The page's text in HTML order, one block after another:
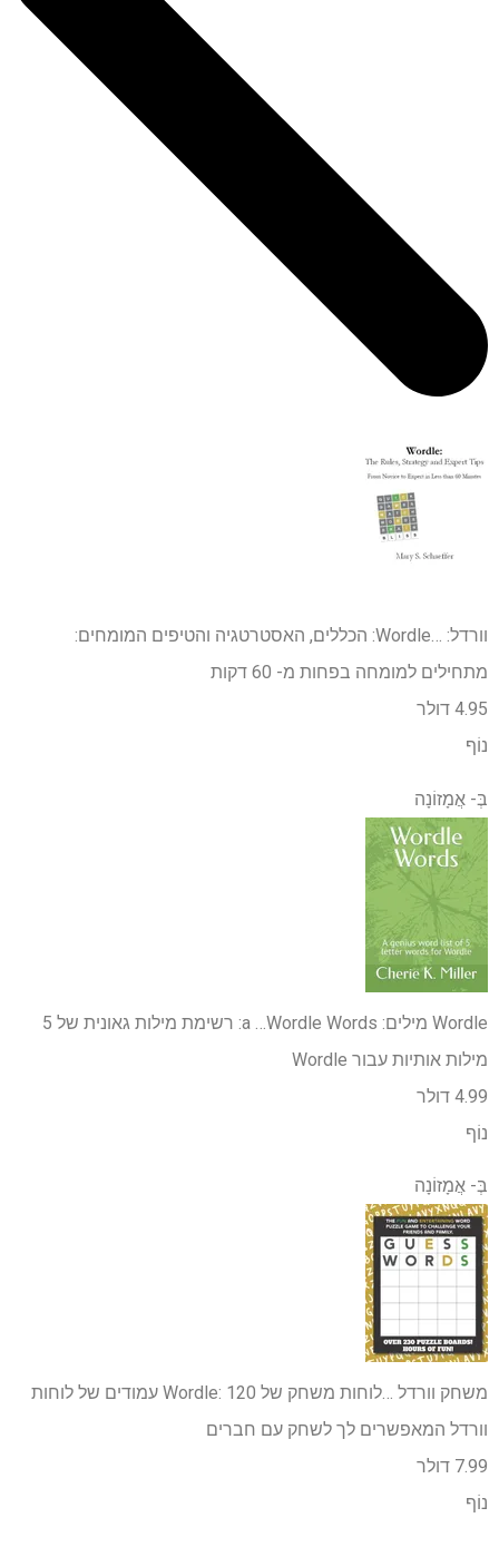
וורדל: …
Wordle: הכללים, האסטרטגיה והטיפים המומחים:
מתחילים למומחה בפחות מ- 60 דקות
4.95 דולר
נוֹף
בְּ- אֲמָזוֹנָה
Wordle מילים: a …
Wordle Words: רשימת מילות גאונית של 5
מילות אותיות עבור Wordle
4.99 דולר
נוֹף
בְּ- אֲמָזוֹנָה
משחק וורדל …
לוחות משחק של Wordle: 120 עמודים של לוחות
וורדל המאפשרים לך לשחק עם חברים
7.99 דולר
נוֹף